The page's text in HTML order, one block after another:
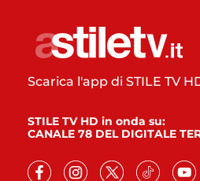
Scarica l'app di STILE TV
STILE TV HD in onda su:
CANALE 78 DEL DIGITALE